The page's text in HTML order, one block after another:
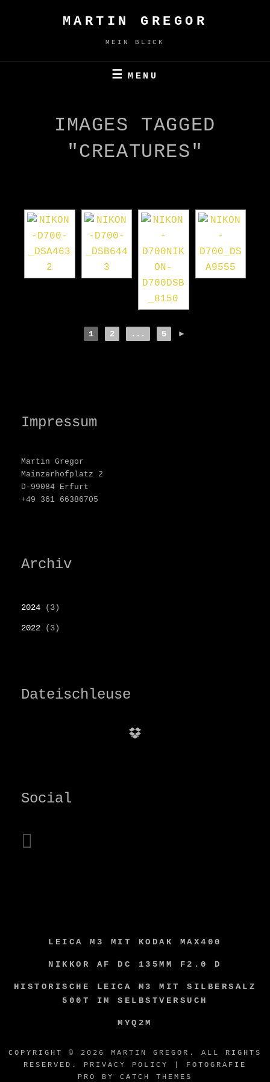
MARTIN GREGOR
MEIN BLICK
MENU
IMAGES TAGGED
"CREATURES"
1 2 ... 5 ►
Impressum
Martin Gregor
Mainzerhofplatz 2
D-99084 Erfurt
+49 361 66386705
Archiv
2024 (3)
2022 (3)
Dateischleuse
Dropbox
Social
LEICA M3 MIT KODAK MAX400
NIKKOR AF DC 135MM F2.0 D
HISTORISCHE LEICA M3 MIT SILBERSALZ
500T IM SELBSTVERSUCH
MYQ2M
COPYRIGHT © 2026 MARTIN GREGOR . ALL RIGHTS
RESERVED. PRIVACY POLICY
| FOTOGRAFIE
PRO BY CATCH THEMES